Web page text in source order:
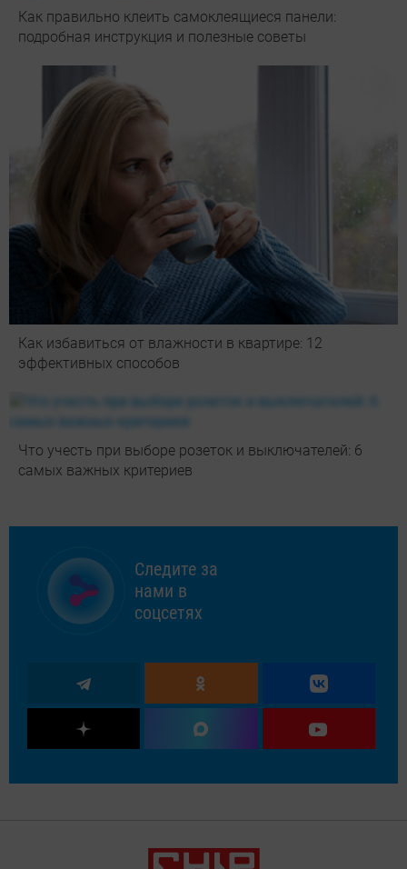
Как правильно клеить самоклеящиеся панели:
подробная инструкция и полезные советы
Как избавиться от влажности в квартире: 12
эффективных способов
Что учесть при выборе розеток и выключателей: 6
самых важных критериев
Следите за
нами в
соцсетях